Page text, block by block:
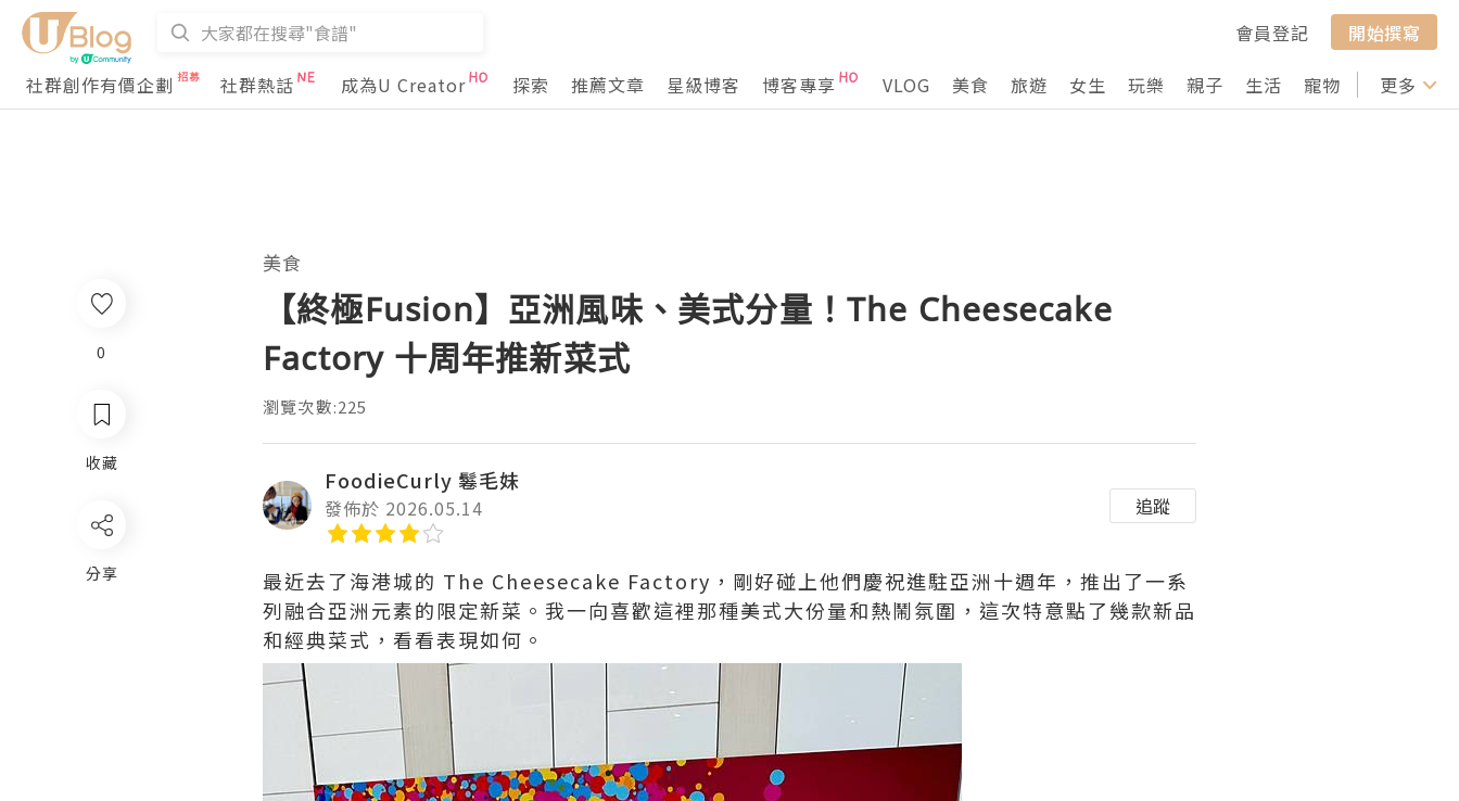
會員登記
開始撰寫
社群創作有價企劃
社群熱話 成為U Creator 探索 推薦文章 星級博客 博客專享 VLOG 美食 旅遊 女生 玩樂 親子 生活 寵物 行山 打卡
更多
0
收藏
分享
美食
【終極Fusion】亞洲風味、美式分量！The Cheesecake
Factory 十周年推新菜式
瀏覽次數:225
FoodieCurly 鬈毛妹
發佈於 2026.05.14 追蹤
最近去了海港城的 The Cheesecake Factory，剛好碰上他們慶祝進駐亞洲十週年，推出了一系
列融合亞洲元素的限定新菜。我一向喜歡這裡那種美式大份量和熱鬧氛圍，這次特意點了幾款新品
和經典菜式，看看表現如何。